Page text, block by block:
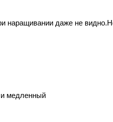
наращивании даже не
и медленный